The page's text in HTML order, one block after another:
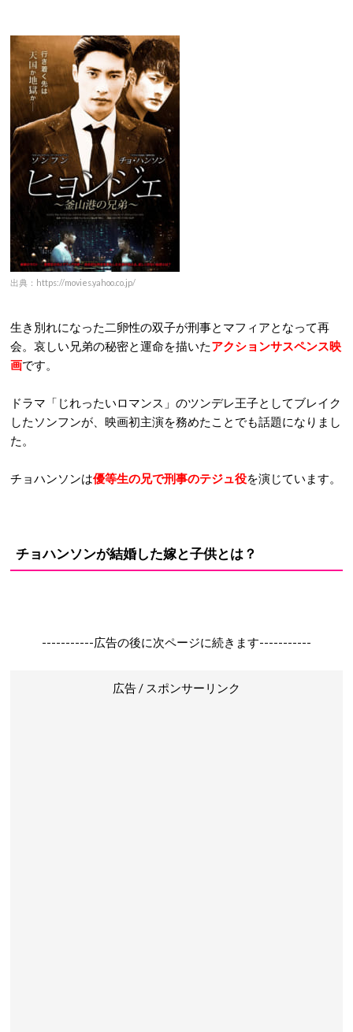
出典：https://movies.yahoo.co.jp/
生き別れになった二卵性の双子が刑事とマフィアとなって再
会。哀しい兄弟の秘密と運命を描いたアクションサスペンス映
画です。
ドラマ「じれったいロマンス」のツンデレ王子としてブレイク
したソンフンが、映画初主演を務めたことでも話題になりまし
た。
チョハンソンは優等生の兄で刑事のテジュ役を演じています。
チョハンソンが結婚した嫁と子供とは？
-----------広告の後に次ページに続きます-----------
広告 / スポンサーリンク